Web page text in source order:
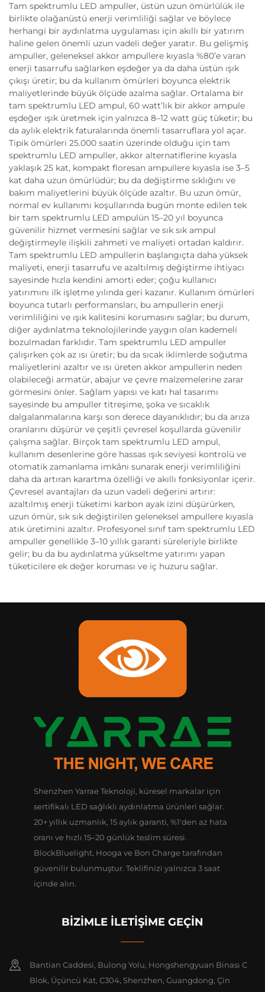
Tam spektrumlu LED ampuller, üstün uzun ömürlülük ile
birlikte olağanüstü enerji verimliliği sağlar ve böylece
herhangi bir aydınlatma uygulaması için akıllı bir yatırım
haline gelen önemli uzun vadeli değer yaratır. Bu gelişmiş
ampuller, geleneksel akkor ampullere kıyasla %80’e varan
enerji tasarrufu sağlarken eşdeğer ya da daha üstün ışık
çıkışı üretir; bu da kullanım ömürleri boyunca elektrik
maliyetlerinde büyük ölçüde azalma sağlar. Ortalama bir
tam spektrumlu LED ampul, 60 watt’lık bir akkor ampule
eşdeğer ışık üretmek için yalnızca 8–12 watt güç tüketir; bu
da aylık elektrik faturalarında önemli tasarruflara yol açar.
Tipik ömürleri 25.000 saatin üzerinde olduğu için tam
spektrumlu LED ampuller, akkor alternatiflerine kıyasla
yaklaşık 25 kat, kompakt floresan ampullere kıyasla ise 3–5
kat daha uzun ömürlüdür; bu da değiştirme sıklığını ve
bakım maliyetlerini büyük ölçüde azaltır. Bu uzun ömür,
normal ev kullanımı koşullarında bugün monte edilen tek
bir tam spektrumlu LED ampulün 15–20 yıl boyunca
güvenilir hizmet vermesini sağlar ve sık sık ampul
değiştirmeyle ilişkili zahmeti ve maliyeti ortadan kaldırır.
Tam spektrumlu LED ampullerin başlangıçta daha yüksek
maliyeti, enerji tasarrufu ve azaltılmış değiştirme ihtiyacı
sayesinde hızla kendini amorti eder; çoğu kullanıcı
yatırımını ilk işletme yılında geri kazanır. Kullanım ömürleri
boyunca tutarlı performansları, bu ampullerin enerji
verimliliğini ve ışık kalitesini korumasını sağlar; bu durum,
diğer aydınlatma teknolojilerinde yaygın olan kademeli
bozulmadan farklıdır. Tam spektrumlu LED ampuller
çalışırken çok az ısı üretir; bu da sıcak iklimlerde soğutma
maliyetlerini azaltır ve ısı üreten akkor ampullerin neden
olabileceği armatür, abajur ve çevre malzemelerine zarar
görmesini önler. Sağlam yapısı ve katı hal tasarımı
sayesinde bu ampuller titreşime, şoka ve sıcaklık
dalgalanmalarına karşı son derece dayanıklıdır; bu da arıza
oranlarını düşürür ve çeşitli çevresel koşullarda güvenilir
çalışma sağlar. Birçok tam spektrumlu LED ampul,
kullanım desenlerine göre hassas ışık seviyesi kontrolü ve
otomatik zamanlama imkânı sunarak enerji verimliliğini
daha da artıran karartma özelliği ve akıllı fonksiyonlar içerir.
Çevresel avantajları da uzun vadeli değerini artırır:
azaltılmış enerji tüketimi karbon ayak izini düşürürken,
uzun ömür, sık sık değiştirilen geleneksel ampullere kıyasla
atık üretimini azaltır. Profesyonel sınıf tam spektrumlu LED
ampuller genellikle 3–10 yıllık garanti süreleriyle birlikte
gelir; bu da bu aydınlatma yükseltme yatırımı yapan
tüketicilere ek değer koruması ve iç huzuru sağlar.
Shenzhen Yarrae Teknoloji, küresel markalar için
sertifikalı LED sağlıklı aydınlatma ürünleri sağlar.
20+ yıllık uzmanlık, 15 aylık garanti, %1'den az hata
oranı ve hızlı 15–20 günlük teslim süresi.
BlockBluelight, Hooga ve Bon Charge tarafından
güvenilir bulunmuştur. Teklifinizi yalnızca 3 saat
içinde alın.
BİZİMLE İLETİŞİME GEÇİN
Bantian Caddesi, Bulong Yolu, Hongshengyuan Binası C
Blok, Üçüncü Kat, C304, Shenzhen, Guangdong, Çin